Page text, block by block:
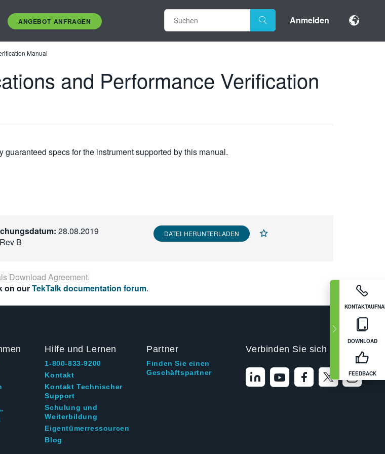
ANGEBOT ANFRAGEN Anmelden
DOWNLOAD
FEEDBACK
Manual
and Performance Verification
specs for the instrument supported by this manual.
28.08.2019
Rev B
DATEI HERUNTERLADEN
Download Agreement.
on ourTekTalk documentation forum.
Hilfe und Lernen
1-800-833-9200
Kontakt
Kontakt Technischer
Support
Schulung und
Weiterbildung
Eigentümerressourcen
Blog
Partner
Finden Sie einen
Geschäftspartner
Verbinden Sie sich mit uns